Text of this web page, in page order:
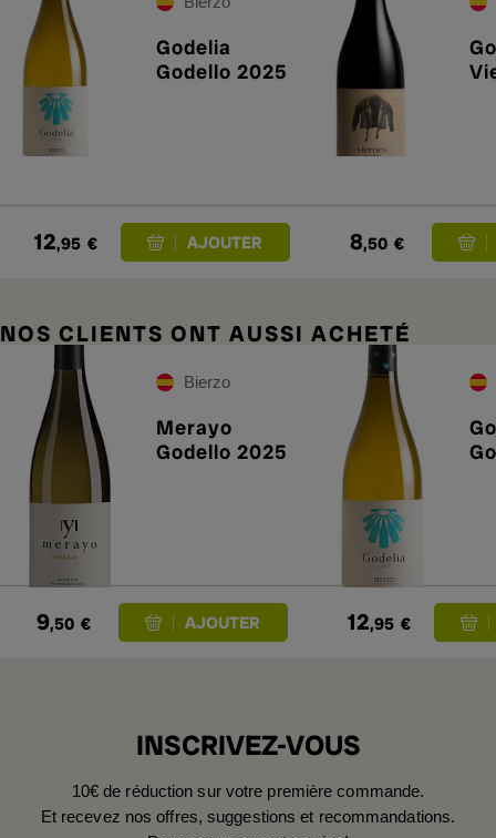
Godelia
Godello 2025
12,95 € 8,50 €
NOS CLIENTS ONT AUSSI ACHETÉ
Bierzo
Merayo
Godello 2025
9,50 € 12,95 €
INSCRIVEZ-VOUS
10€ de réduction sur votre première commande.
Et recevez nos offres, suggestions et recommandations.